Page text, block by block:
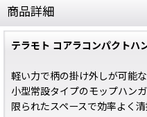
商品詳細
テラモト コアラコンパクトハ
軽い力で柄の掛け外しが可能
小型常設タイプのモップハンガ
限られたスペースで効率よく